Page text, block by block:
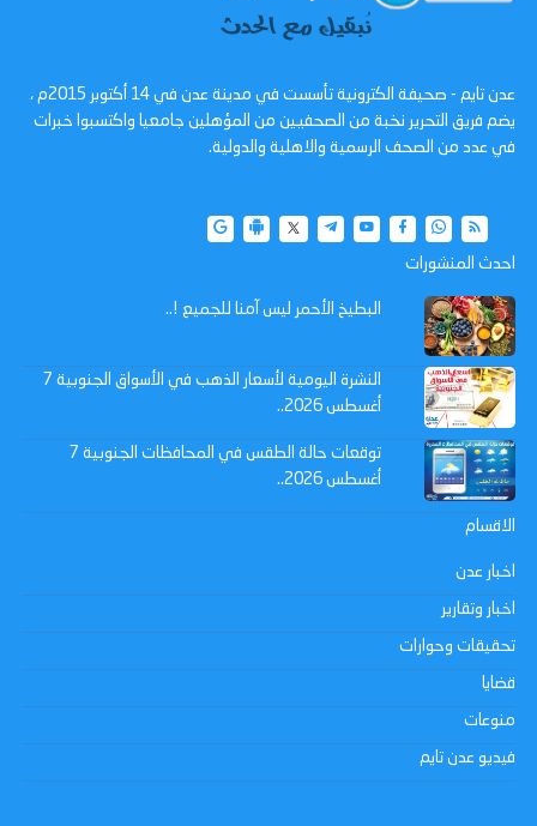
عدن تايم - صحيفة الكترونية تأسست في مدينة عدن في 14 أكتوبر 2015م ،
يضم فريق التحرير نخبة من الصحفيين من المؤهلين جامعيا واكتسبوا خبرات
في عدد من الصحف الرسمية والاهلية والدولية.
احدث المنشورات
البطيخ الأحمر ليس آمنا للجميع !..
النشرة اليومية لأسعار الذهب في الأسواق الجنوبية 7
أغسطس 2026..
توقعات حالة الطقس في المحافظات الجنوبية 7
أغسطس 2026..
الاقسام
اخبار عدن
اخبار وتقارير
تحقيقات وحوارات
قضايا
منوعات
فيديو عدن تايم